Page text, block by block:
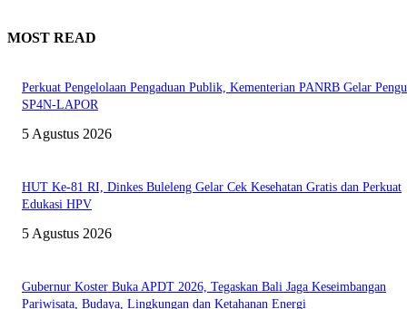
MOST READ
Perkuat Pengelolaan Pengaduan Publik, Kementerian PANRB Gelar
SP4N-LAPOR
5 Agustus 2026
HUT Ke-81 RI, Dinkes Buleleng Gelar Cek Kesehatan Gratis dan Perkuat
Edukasi HPV
5 Agustus 2026
Gubernur Koster Buka APDT 2026, Tegaskan Bali Jaga Keseimbangan
Pariwisata, Budaya, Lingkungan dan Ketahanan Energi